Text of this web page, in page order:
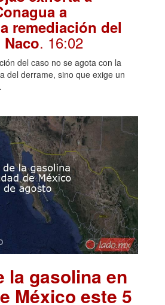
a
remediación del
. 16:02
del caso no se agota con la
del derrame, sino que exige un
la gasolina en
México este 5